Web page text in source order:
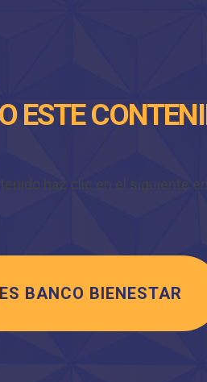
ESTE
haz clic en el siguiente
BANCO BIENESTAR